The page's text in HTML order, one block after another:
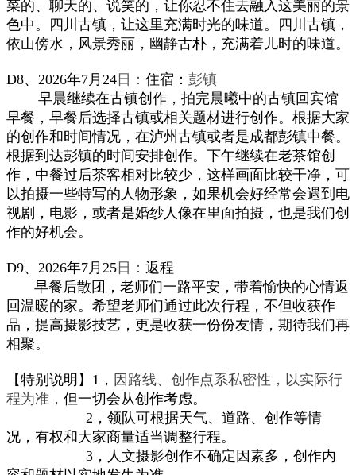
菜的、聊天的、说笑的，让你忍不住去融入这美丽的景
色中。四川古镇，让这里充满时光的味道。四川古镇，
依山傍水，风景秀丽，幽静古朴，充满着儿时的味道。
D8、 2026年7月24 日： 住宿： 彭镇
早晨继续在古镇创作 ，拍完晨曦中的古镇回宾馆
早餐 ， 早餐后选择古镇或相关题材进行创作。 根据大家
的创作和时间情况， 在泸州 古镇或者是成都彭镇中餐。
根据到达彭镇的时间安排创作。 下午继续在老茶馆创
作， 中餐过后茶客相对比较少，这样画面比较干净，可
以拍摄一些特写的人物形象， 如果机会好经常会遇到电
视剧，电影，或者是婚纱人像在里面拍摄 ， 也是我们创
作的好机会。
D9、 2026年7月25 日： 返程
早餐后散团， 老师们一路平安，带着愉快的心情返
回温暖的家。希望老师们通过此次行程，不但收获作
品，提高摄影技艺，更是收获一份份友情，期待我们再
相聚。
【特别说明】1 ， 因路线、创作点系私密性，以实际行
程为准， 但一切会从创作考虑。
2 ， 领队可根据天气、道路、创作等情
况，有权和大家商量适当调整行程。
3，人文摄影创作不确定因素多，创作内